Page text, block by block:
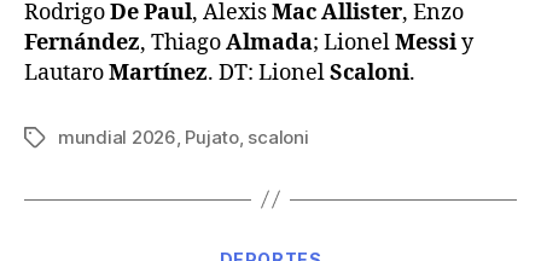
RodrigoDe Paul, AlexisMac Allister, Enzo
Fernández, ThiagoAlmada; LionelMessiy
LautaroMartínez. DT: LionelScaloni.
mundial 2026 Pujato, scaloni